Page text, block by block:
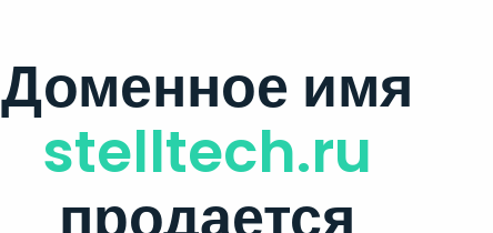
Доменное имя
stelltech.ru
продается